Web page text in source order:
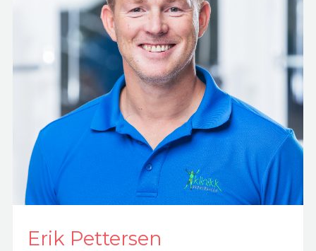
Erik Pettersen